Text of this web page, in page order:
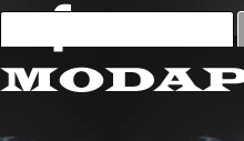
Go to content